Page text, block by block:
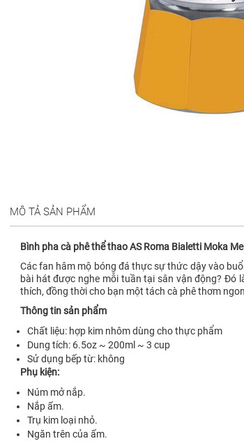
MÔ TẢ SẢN PHẨM
Bình pha cà phê thể thao AS Roma Bialetti Moka
Các fan hâm mộ bóng đá thực sự thức dậy vào
bài hát được nghe mỗi tuần tại sân vận động? Đó
thích, đồng thời cho bạn một tách cà phê thơm
Thông tin sản phẩm
Chất liệu: hợp kim nhôm dùng cho thực phẩm
Dung tích: 6.5oz ~ 200ml ~ 3 cup
Sử dụng bếp từ: không
Phụ kiện:
Núm mở nắp.
Nắp ấm.
Trụ kim loại nhỏ.
Ngăn trên của ấm.